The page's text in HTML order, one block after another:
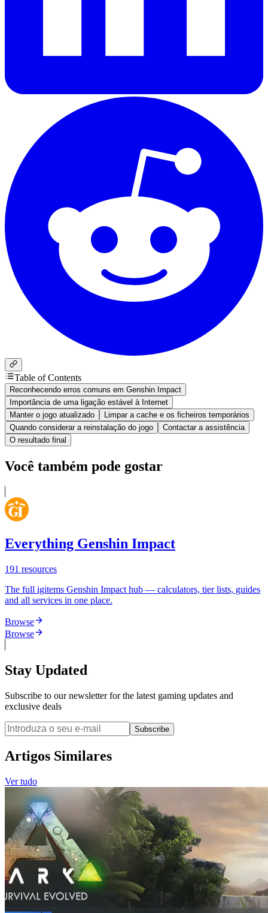
Table of Contents
Reconhecendo erros comuns em Genshin Impact
Importância de uma ligação estável à Internet
Manter o jogo atualizado
Limpar a cache e os ficheiros temporários
Quando considerar a reinstalação do jogo
Contactar a assistência
O resultado final
Você também pode gostar
Everything Genshin Impact
191 resources
The full igitems Genshin Impact hub — calculators, tier lists, guides
and all services in one place.
Browse
Browse
Stay Updated
Subscribe to our newsletter for the latest gaming updates and
exclusive deals
Subscribe
Artigos Similares
Ver tudo